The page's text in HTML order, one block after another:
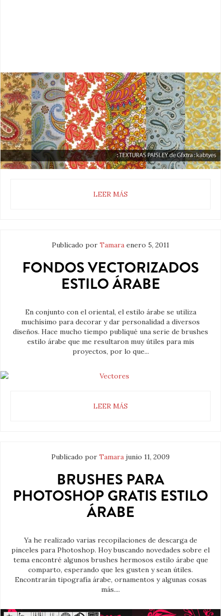
LEER MÁS
Publicado por Tamara enero 5, 2011
FONDOS VECTORIZADOS
ESTILO ÁRABE
En conjunto con el oriental, el estilo árabe se utiliza
muchísimo para decorar y dar personalidad a diversos
diseños. Hace mucho tiempo publiqué una serie de brushes
estilo árabe que me resultaron muy útiles para mis
proyectos, por lo que...
LEER MÁS
Publicado por Tamara junio 11, 2009
BRUSHES PARA
PHOTOSHOP GRATIS ESTILO
ÁRABE
Ya he realizado varias recopilaciones de descarga de
pinceles para Photoshop. Hoy buscando novedades sobre el
tema encontré algunos brushes hermosos estilo árabe que
comparto, esperando que les gusten y sean útiles.
Encontrarán tipografía árabe, ornamentos y algunas cosas
más....